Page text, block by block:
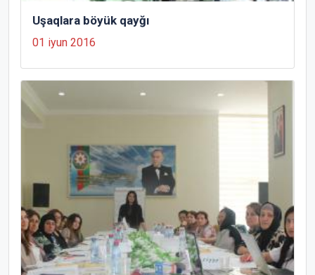
Uşaqlara böyük qayğı
01 iyun 2016